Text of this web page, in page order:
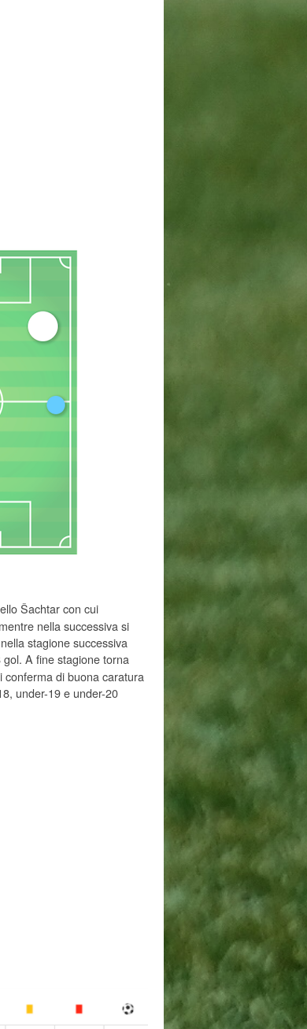
Šachtar con cui
nella successiva si
stagione successiva
A fine stagione torna
di buona caratura
under-19 e under-20